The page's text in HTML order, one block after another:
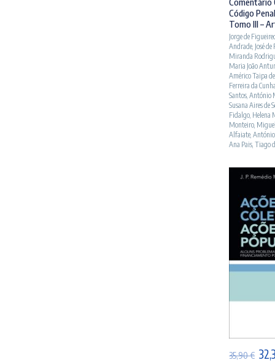
Código
Tomo III –
Jorge de
Andrade, José
Miranda
Maria João
Américo Taipa
Ferreira da
Santos,António
Susana Aires de
Fidalgo, Helena
Monteiro,
Alfaiate,
Ana Pais,Tiago
35,90€ O